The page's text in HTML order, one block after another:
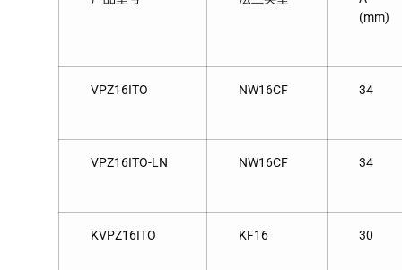
(mm)
VPZ16ITO NW16CF 34
VPZ16ITO-LN NW16CF 34
KVPZ16ITO KF16 30